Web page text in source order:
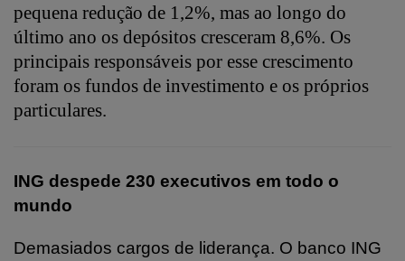
pequena redução de 1,2%, mas ao longo do
último ano os depósitos cresceram 8,6%. Os
principais responsáveis por esse crescimento
foram os fundos de investimento e os próprios
particulares.
ING despede 230 executivos em todo o
mundo
Demasiados cargos de liderança. O banco ING